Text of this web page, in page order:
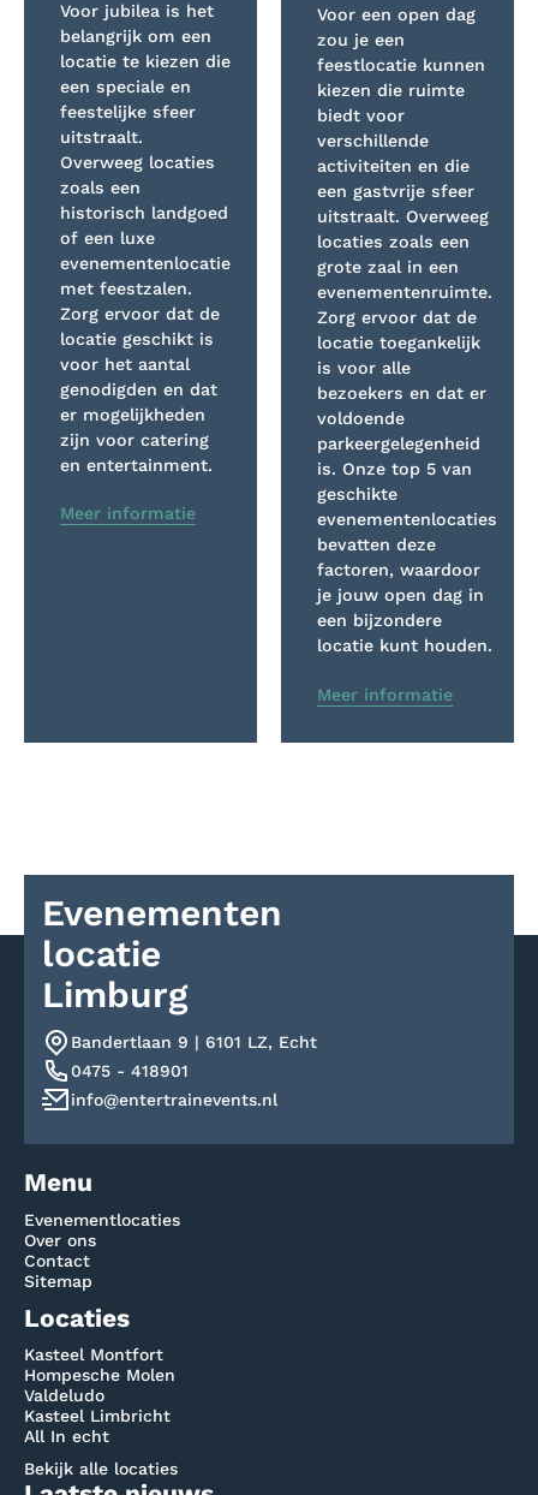
Voor jubilea is het
belangrijk om een
locatie te kiezen die
een speciale en
feestelijke sfeer
uitstraalt.
Overweeg locaties
zoals een
historisch landgoed
of een luxe
evenementenlocatie
met feestzalen.
Zorg ervoor dat de
locatie geschikt is
voor het aantal
genodigden en dat
er mogelijkheden
zijn voor catering
en entertainment.
Meer informatie
Voor een open dag
zou je een
feestlocatie kunnen
kiezen die ruimte
biedt voor
verschillende
activiteiten en die
een gastvrije sfeer
uitstraalt. Overweeg
locaties zoals een
grote zaal in een
evenementenruimte.
Zorg ervoor dat de
locatie toegankelijk
is voor alle
bezoekers en dat er
voldoende
parkeergelegenheid
is. Onze top 5 van
geschikte
evenementenlocaties
bevatten deze
factoren, waardoor
je jouw open dag in
een bijzondere
locatie kunt houden.
Meer informatie
Menu
Evenementlocaties
Over ons
Contact
Sitemap
Locaties
Kasteel Montfort
Hompesche Molen
Valdeludo
Kasteel Limbricht
All In echt
Bekijk alle locaties
Evenementen
locatie
Limburg
Bandertlaan 9 | 6101 LZ, Echt
0475 - 418901
info@entertrainevents.nl